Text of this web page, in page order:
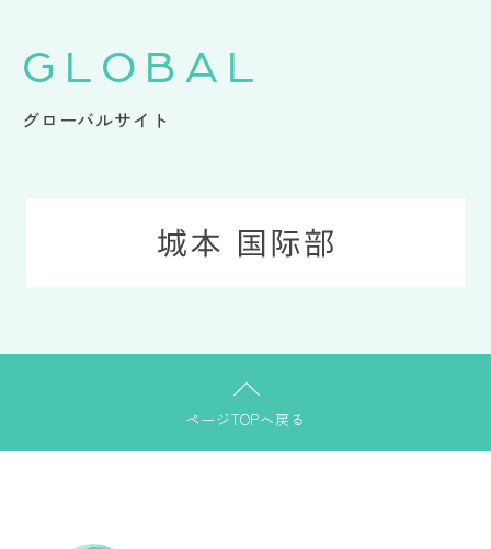
GLOBAL
グローバルサイト
ページTOPへ戻る